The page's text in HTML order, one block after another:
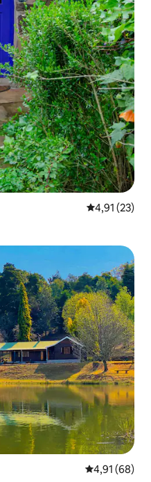
Évaluation
4,91 (23)
Évaluation
4,91 (68)